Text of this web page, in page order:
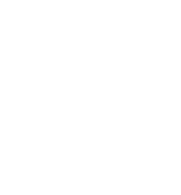
картинки, смешные истории, клипы!
карикатуры, шаржи, стихи,